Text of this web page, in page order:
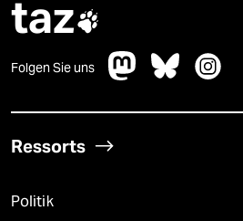
taz
Folgen Sie uns
Ressorts
Politik